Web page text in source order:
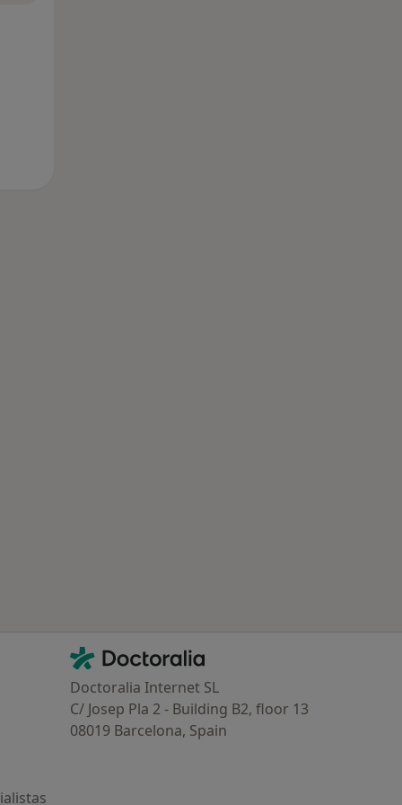
Contacto
Doctoralia - Página de inicio
Doctoralia Internet SL
C/ Josep Pla 2 - Building B2, floor 13
08019 Barcelona, Spain